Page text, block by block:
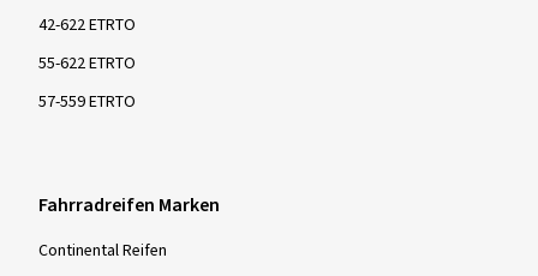
42-622 ETRTO
55-622 ETRTO
57-559 ETRTO
Fahrradreifen Marken
Continental Reifen